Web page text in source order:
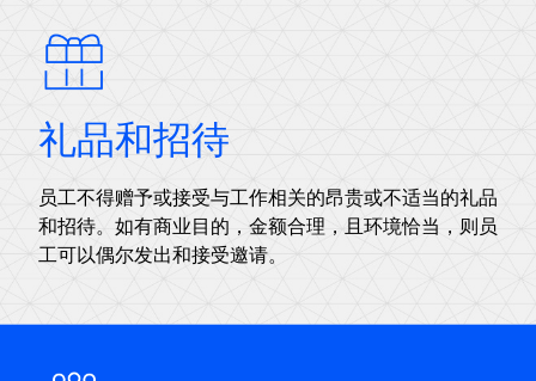
礼品和招待
员工不得赠予或接受与工作相关的昂贵或不适当的礼品
和招待。如有商业目的，金额合理，且环境恰当，则员
工可以偶尔发出和接受邀请。